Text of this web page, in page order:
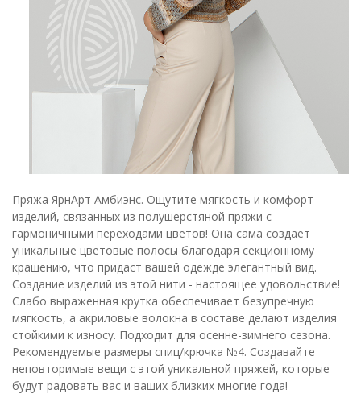
Пряжа ЯрнАрт Амбиэнс. Ощутите мягкость и комфорт
изделий, связанных из полушерстяной пряжи с
гармоничными переходами цветов! Она сама создает
уникальные цветовые полосы благодаря секционному
крашению, что придаст вашей одежде элегантный вид.
Создание изделий из этой нити - настоящее удовольствие!
Слабо выраженная крутка обеспечивает безупречную
мягкость, а акриловые волокна в составе делают изделия
стойкими к износу. Подходит для осенне-зимнего сезона.
Рекомендуемые размеры спиц/крючка №4. Создавайте
неповторимые вещи с этой уникальной пряжей, которые
будут радовать вас и ваших близких многие года!